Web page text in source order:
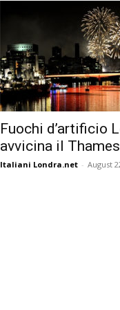
Fuochi d’artificio
avvicina il
Italiani Londra.net - August